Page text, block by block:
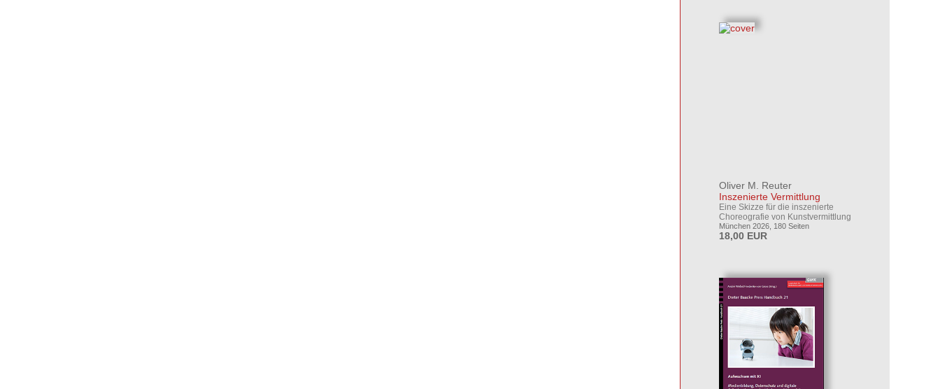
Oliver M. Reuter
Inszenierte Vermittlung
Eine Skizze für die inszenierte
Choreografie von Kunstvermittlung
München 2026, 180 Seiten
18,00 EUR